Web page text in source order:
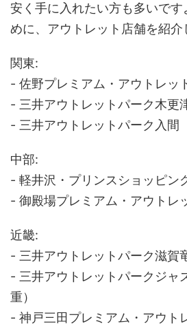
安く手に入れたい方も多いで
めに、アウトレット店舗を紹介
関東:
- 佐野プレミアム・アウトレッ
- 三井アウトレットパーク木更
- 三井アウトレットパーク入間
中部:
- 軽井沢・プリンスショッピン
- 御殿場プレミアム・アウトレ
近畿:
- 三井アウトレットパーク滋賀
- 三井アウトレットパークジャ
重）
- 神戸三田プレミアム・アウト